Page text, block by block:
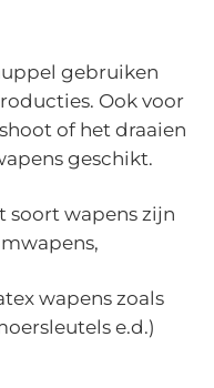
gebruiken
Ook voor
of het draaien
geschikt.
soort wapens zijn
wapens zoals
e.d.)